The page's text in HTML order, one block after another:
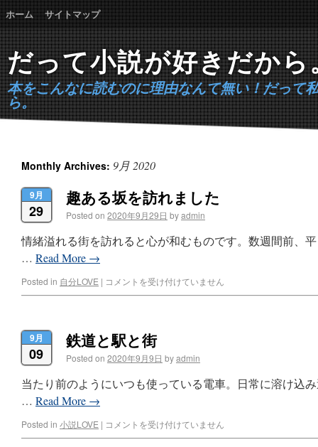
ホーム サイトマップ
だって小説が好きだから
本をこんなに読むのに理由なんて無い！だって
ら。
Monthly Archives: 9月 2020
9月
29
趣ある坂を訪れました
Posted on 2020年9月29日 byadmin
情緒溢れる街を訪れると心が和むものです。数週間前、
… Read More →
Posted in 自分LOVE | コメントを受け付けていません
9月
09
鉄道と駅と街
Posted on 2020年9月9日 byadmin
当たり前のようにいつも使っている電車。日常に溶け込
… Read More →
Posted in 小説LOVE | コメントを受け付けていません